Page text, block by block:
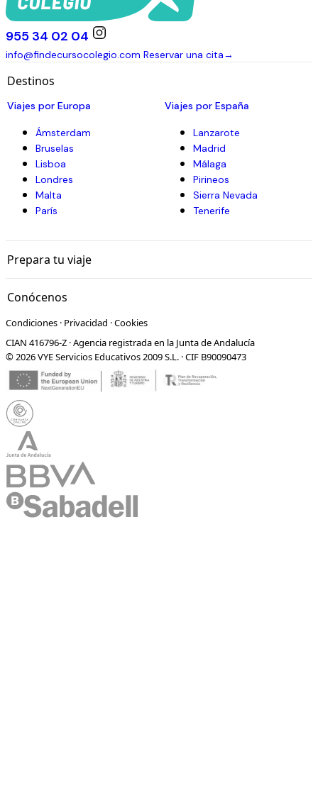
955 34 02 04
info@findecursocolegio.com Reservar una cita→
Destinos
Viajes por Europa
Ámsterdam
Bruselas
Lisboa
Londres
Malta
París
Viajes por España
Lanzarote
Madrid
Málaga
Pirineos
Sierra Nevada
Tenerife
Prepara tu viaje
Conócenos
Condiciones · Privacidad ·Cookies
CIAN 416796-Z · Agencia registrada en la Junta de Andalucía
© 2026 VYE Servicios Educativos 2009 S.L. · CIF B90090473